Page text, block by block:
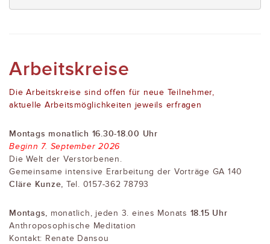
Arbeitskreise
Die Arbeitskreise sind offen für neue Teilnehmer,
aktuelle Arbeitsmöglichkeiten jeweils erfragen
Montags monatlich 16.30-18.00 Uhr
Beginn 7. September 2026
Die Welt der Verstorbenen.
Gemeinsame intensive Erarbeitung der Vorträge GA 140
Cläre Kunze, Tel. 0157-362 78793
Montags, monatlich, jeden 3. eines Monats 18.15 Uhr
Anthroposophische Meditation
Kontakt: Renate Dansou